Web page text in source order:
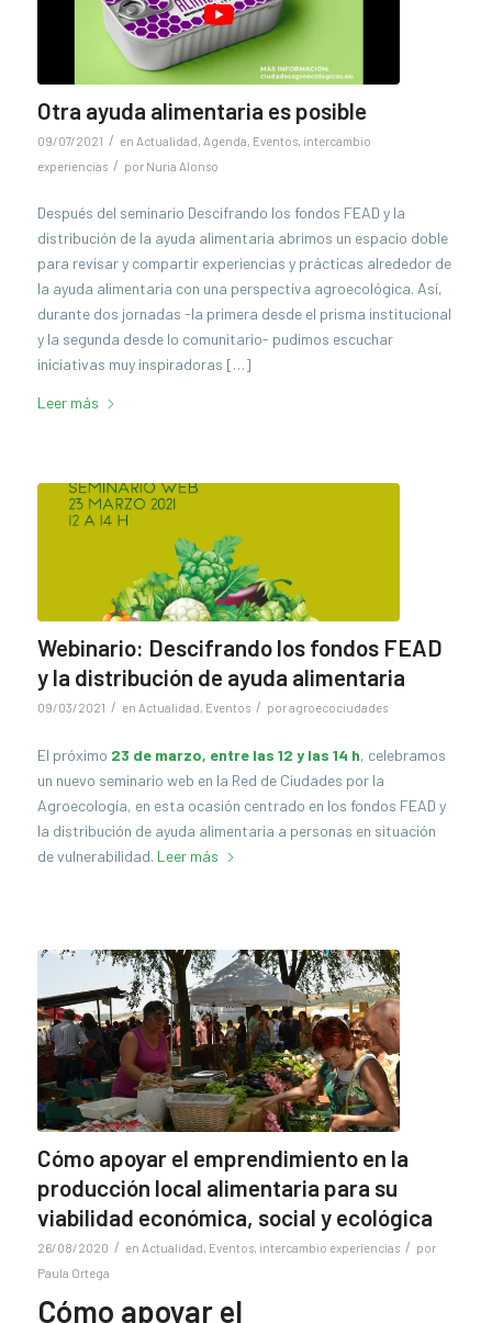
Otra ayuda alimentaria es posible
09/07/2021 / en Actualidad Agenda Eventos, intercambio
experiencias / por Nuria Alonso
Después del seminario Descifrando los fondos FEAD y la
distribución de la ayuda alimentaria abrimos un espacio doble
para revisar y compartir experiencias y prácticas alrededor de
la ayuda alimentaria con una perspectiva agroecológica. Así,
durante dos jornadas -la primera desde el prisma institucional
y la segunda desde lo comunitario- pudimos escuchar
iniciativas muy inspiradoras […]
Leer más
Webinario: Descifrando los fondos FEAD
y la distribución de ayuda alimentaria
09/03/2021 / en Actualidad, Eventos / poragroecociudades
El próximo 23 de marzo, entre las 12 y las 14 h, celebramos
un nuevo seminario web en la Red de Ciudades por la
Agroecología, en esta ocasión centrado en los fondos FEAD y
la distribución de ayuda alimentaria a personas en situación
de vulnerabilidad. Leer más
Cómo apoyar el emprendimiento en la
producción local alimentaria para su
viabilidad económica, social y ecológica
26/08/2020 / en Actualidad, Eventos, intercambio experiencias / por
Paula Ortega
Cómo apoyar el